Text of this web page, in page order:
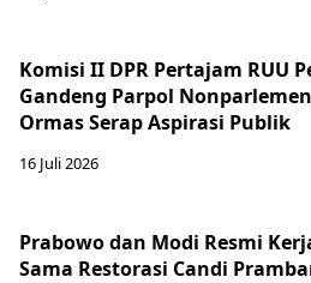
Komisi II DPR Pertajam RUU
Gandeng Parpol
Ormas Serap Aspirasi Publik
16 Juli 2026
Prabowo dan Modi Resmi
Sama Restorasi Candi